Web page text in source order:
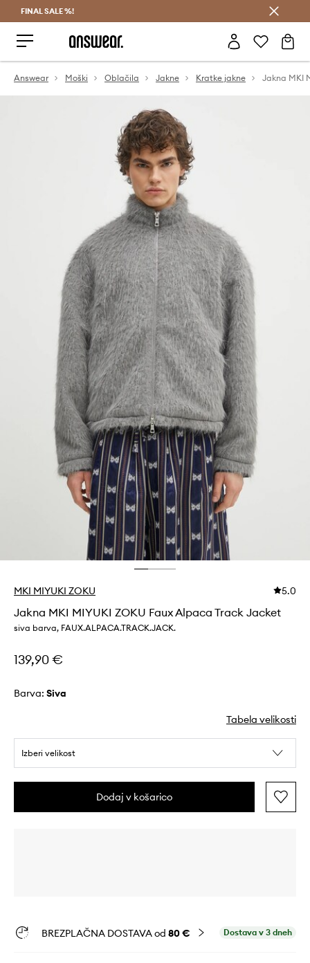
FINAL SALE %!
Answear Moški Oblačila Jakne Kratke jakne
MKI MIYUKI ZOKU 5.0
Jakna MKI MIYUKI ZOKU Faux Alpaca Track Jacket
siva barva, FAUX.ALPACA.TRACK.JACK.
139,90 €
Barva: siva
Tabela velikosti
Izberi velikost
Dodaj v košarico
BREZPLAČNA DOSTAVA od 80 € Dostava v 3 dneh